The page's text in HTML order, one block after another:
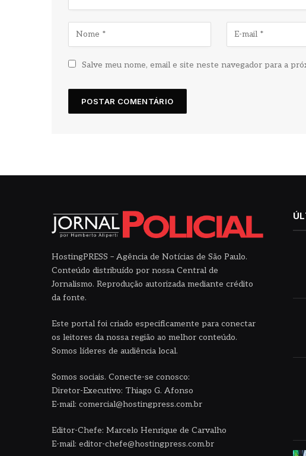
Salve meu nome, email e site neste navegador para a
HostingPRESS – Agência de Notícias de São Paulo.
Conteúdo distribuído por nossa Central de
Jornalismo. Reprodução autorizada mediante crédito
da fonte.
Este portal foi criado especificamente para conectar
os leitores da nossa região ao melhor conteúdo.
Somos líderes de audiência local.
Somos sociais. Conecte-se conosco:
Diretor-Executivo: Thiago G. Afonso
E-mail: comercial@hostingpress.com.br
Editor-Chefe: Marcelo Henrique de Carvalho
E-mail: editor-chefe@hostingpress.com.br